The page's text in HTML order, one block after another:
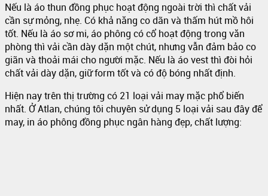
Nếu là áo thun đồng phục hoạt động ngoài trời thì chất vải
cần sự mỏng, nhẹ. Có khả năng co dãn và thấm hút mồ hôi
tốt. Nếu là áo sơ mi, áo phông có cổ hoạt động trong văn
phòng thì vải cần dày dặn một chút, nhưng vẫn đảm bảo co
giãn và thoải mái cho người mặc. Nếu là áo vest thì đòi hỏi
chất vải dày dặn, giữ form tốt và có độ bóng nhất định.
Hiện nay trên thị trường có 21 loại vải may mặc phổ biến
nhất. Ở Atlan, chúng tôi chuyên sử dụng 5 loại vải sau đây để
may, in áo phông đồng phục ngân hàng đẹp, chất lượng: